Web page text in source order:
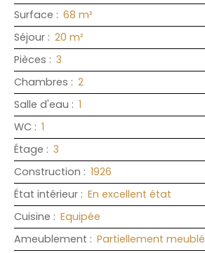
Surface : 68 m²
Séjour : 20 m²
Pièces : 3
Chambres : 2
Salle d'eau : 1
WC : 1
Étage : 3
Construction : 1926
État intérieur : En excellent état
Cuisine : Equipée
Ameublement : Partiellement meublé